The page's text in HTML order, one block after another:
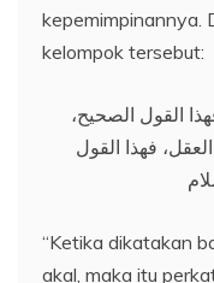
kepemimpinannya.
kelompok tersebut:
القول الصحيح،
فهذا القول
“Ketika dikatakan
akal, maka itu